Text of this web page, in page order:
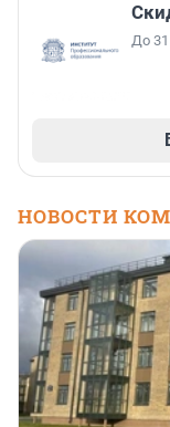
До 31
НОВОСТИ